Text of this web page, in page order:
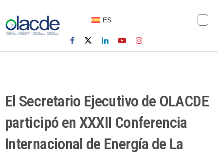
ES
El Secretario Ejecutivo de OLACDE
participó en XXXII Conferencia
Internacional de Energía de La